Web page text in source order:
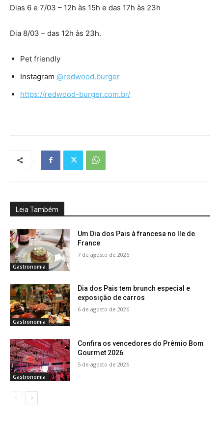
Dias 6 e 7/03 – 12h às 15h e das 17h às 23h
Dia 8/03 – das 12h às 23h.
Pet friendly
Instagram @redwood.burger
https://redwood-burger.com.br/
Leia Também
Gastronomia
Um Dia dos Pais à francesa no Ile de
France
7 de agosto de 2026
Gastronomia
Dia dos Pais tem brunch especial e
exposição de carros
6 de agosto de 2026
Gastronomia
Confira os vencedores do Prêmio Bom
Gourmet 2026
5 de agosto de 2026